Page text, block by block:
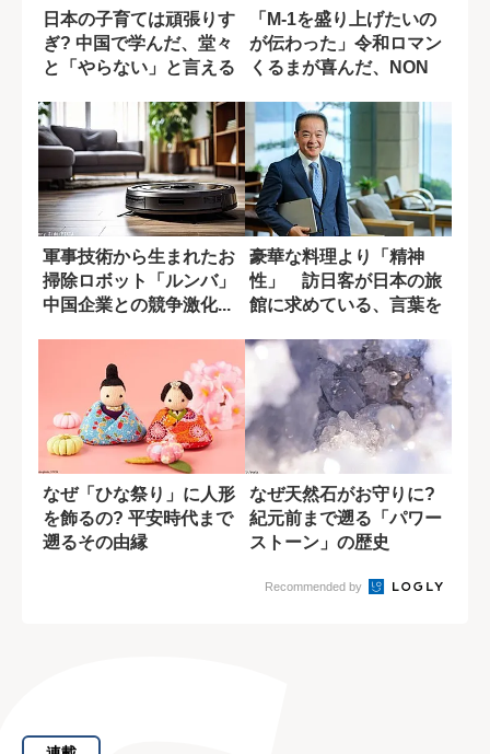
日本の子育ては頑張りす
ぎ? 中国で学んだ、堂々
と「やらない」と言える
「M-1を盛り上げたいの
が伝わった」令和ロマン
くるまが喜んだ、NON
軍事技術から生まれたお
掃除ロボット「ルンバ」
中国企業との競争激化...
豪華な料理より「精神
性」 訪日客が日本の旅
館に求めている、言葉を
なぜ「ひな祭り」に人形
を飾るの? 平安時代まで
遡るその由縁
なぜ天然石がお守りに?
紀元前まで遡る「パワー
ストーン」の歴史
Recommended by